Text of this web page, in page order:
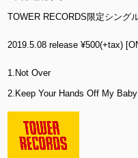
TOWER RECORDS限定シング
2019.5.08 release ¥500(+tax)
1.Not Over
2.Keep Your Hands Off My Baby